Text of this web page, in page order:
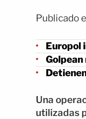
Publicado
Europol
Una
utilizadas